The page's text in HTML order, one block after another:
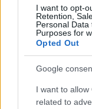
I want to opt-
Retention,
Personal
Purposes for
Opted Out
Google
I want to
related to
Forrai
Forrai Ildikó•2019.